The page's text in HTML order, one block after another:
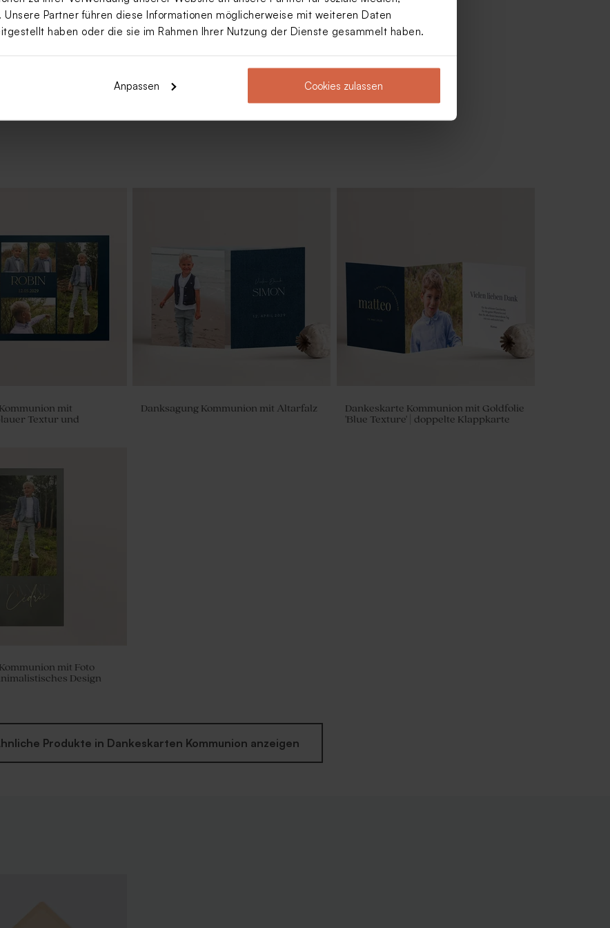
Partner führen diese Informationen möglicherweise mit weiteren Daten
haben oder die sie im Rahmen Ihrer Nutzung der Dienste gesammelt haben.
Anpassen Cookies zulassen
| Texture Optik
Geburt 'Goldbärchen'
Biologische Samenbomben Gelb pro
25 Stück
Melody' | cotton
mit
Textur und
Danksagung Kommunion mit Altarfalz
Dankeskarte Kommunion mit Goldfolie
'Blue Texture' | doppelte Klappkarte
mit Foto
Design
Produkte in Dankeskarten Kommunion anzeigen